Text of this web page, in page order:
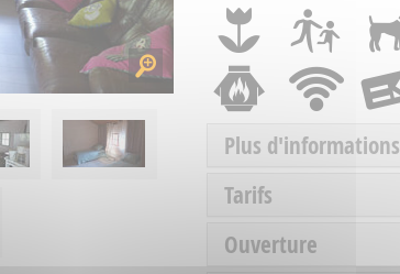
Plus d'informations
Tarifs
Ouverture